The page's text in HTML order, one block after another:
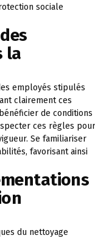
sociale
la
employés stipulés
clairement ces
de conditions
ces règles pour
Se familiariser
favorisant ainsi
du nettoyage